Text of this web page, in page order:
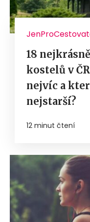
18
kostelů v
nejvíc a
nejstarší?
12 minut čtení